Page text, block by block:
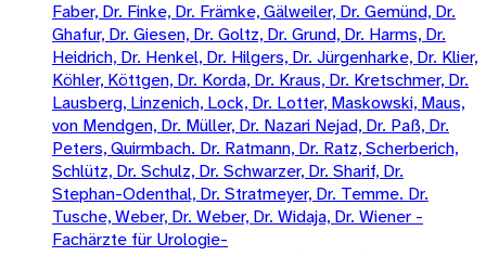
Faber, Dr. Finke, Dr. Främke, Gälweiler, Dr. Gemünd, Dr.
Ghafur, Dr. Giesen, Dr. Goltz, Dr. Grund, Dr. Harms, Dr.
Heidrich, Dr. Henkel, Dr. Hilgers, Dr. Jürgenharke, Dr. Klier,
Köhler, Köttgen, Dr. Korda, Dr. Kraus, Dr. Kretschmer, Dr.
Lausberg, Linzenich, Lock, Dr. Lotter, Maskowski, Maus,
von Mendgen, Dr. Müller, Dr. Nazari Nejad, Dr. Paß, Dr.
Peters, Quirmbach. Dr. Ratmann, Dr. Ratz, Scherberich,
Schlütz, Dr. Schulz, Dr. Schwarzer, Dr. Sharif, Dr.
Stephan-Odenthal, Dr. Stratmeyer, Dr. Temme. Dr.
Tusche, Weber, Dr. Weber, Dr. Widaja, Dr. Wiener -
Fachärzte für Urologie-